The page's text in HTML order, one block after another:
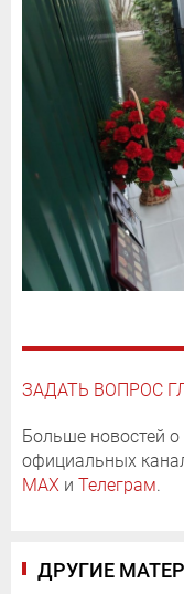
ЗАДАТЬ ВОПРОС
Больше новостей
официальных
MAX и Телеграм.
ДРУГИЕ